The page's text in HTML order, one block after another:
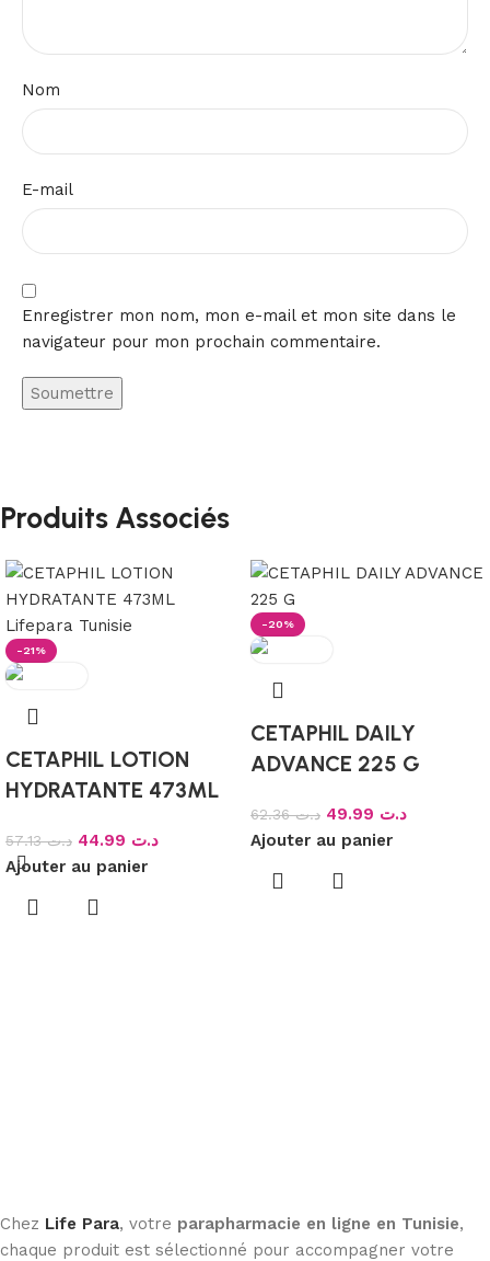
Nom
E-mail
Enregistrer mon nom, mon e-mail et mon site dans le
navigateur pour mon prochain commentaire.
Produits Associés
-21%
CETAPHIL LOTION
HYDRATANTE 473ML
د.ت57.13 د.ت
Ajouter au panier
-20%
CETAPHIL DAILY
ADVANCE 225 G
د.ت62.36 د.ت
Ajouter au panier
Chez Life Para, votre parapharmacie en ligne en Tunisie,
chaque produit est sélectionné pour accompagner votre